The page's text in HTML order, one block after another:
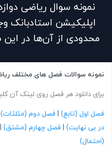
نمونه سوال ریاضی
اپلیکیشن استادبانک
محدودی از آن‌ها در
نمونه سوالات فصل های مختلف
برای دانلود هر فصل روی لینک آن
فصل اول (تابع) | فصل دوم (مثلثات)
در بی نهایت) | فصل چهارم (مشتق) |
(احتمال)